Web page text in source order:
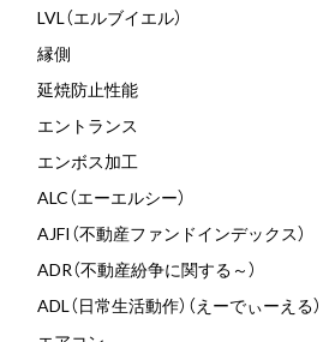
LVL（エルブイエル）
縁側
延焼防止性能
エントランス
エンボス加工
ALC（エーエルシー）
AJFI（不動産ファンドインデックス）
ADR（不動産紛争に関する～）
ADL（日常生活動作）（えーでぃーえる）